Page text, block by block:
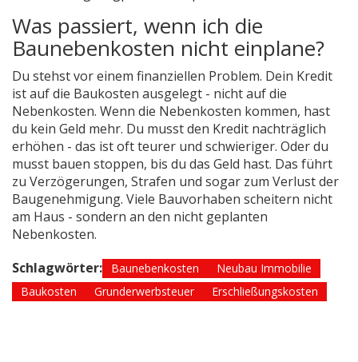
Was passiert, wenn ich die
Baunebenkosten nicht einplane?
Du stehst vor einem finanziellen Problem. Dein Kredit
ist auf die Baukosten ausgelegt - nicht auf die
Nebenkosten. Wenn die Nebenkosten kommen, hast
du kein Geld mehr. Du musst den Kredit nachträglich
erhöhen - das ist oft teurer und schwieriger. Oder du
musst bauen stoppen, bis du das Geld hast. Das führt
zu Verzögerungen, Strafen und sogar zum Verlust der
Baugenehmigung. Viele Bauvorhaben scheitern nicht
am Haus - sondern an den nicht geplanten
Nebenkosten.
Schlagwörter:
Baunebenkosten
Neubau Immobilie
Baukosten
Grunderwerbsteuer Erschließungskosten